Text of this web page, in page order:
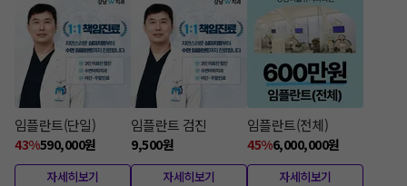
임플란트(단일)
43%590,000원
자세히보기
임플란트 검진
9,500원
자세히보기
임플란트(전체)
45%6,000,000원
자세히보기